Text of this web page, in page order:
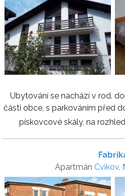
Ubytování se nachází v rod.
části obce, s parkováním před
pískovcové skály, na
Apartmán Cvikov,